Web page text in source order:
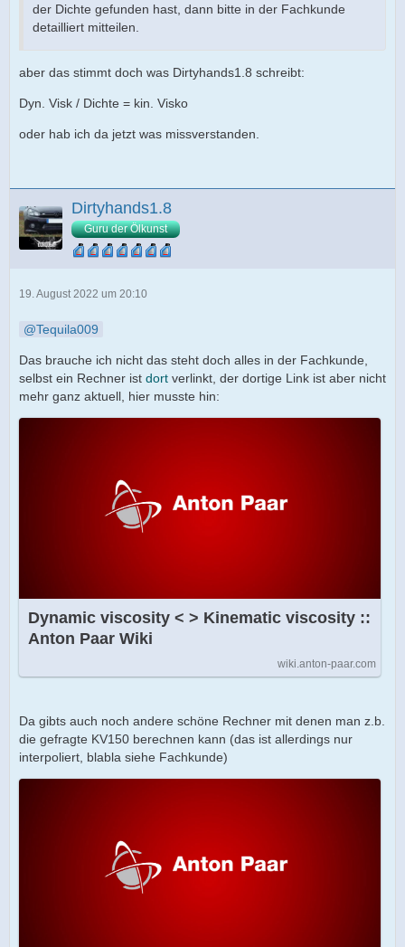
der Dichte gefunden hast, dann bitte in der Fachkunde
detailliert mitteilen.
aber das stimmt doch was Dirtyhands1.8 schreibt:
Dyn. Visk / Dichte = kin. Visko
oder hab ich da jetzt was missverstanden.
Dirtyhands1.8
Guru der Ölkunst
19. August 2022 um 20:10
Tequila009
Das brauche ich nicht das steht doch alles in der Fachkunde,
selbst ein Rechner ist dort verlinkt, der dortige Link ist aber nicht
mehr ganz aktuell, hier musste hin:
Dynamic viscosity < > Kinematic viscosity ::
Anton Paar Wiki
wiki.anton-paar.com
Da gibts auch noch andere schöne Rechner mit denen man z.b.
die gefragte KV150 berechnen kann (das ist allerdings nur
interpoliert, blabla siehe Fachkunde)